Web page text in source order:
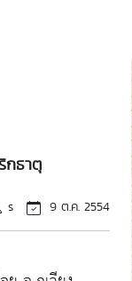
กธาตุ
s 9 ต.ค. 2554